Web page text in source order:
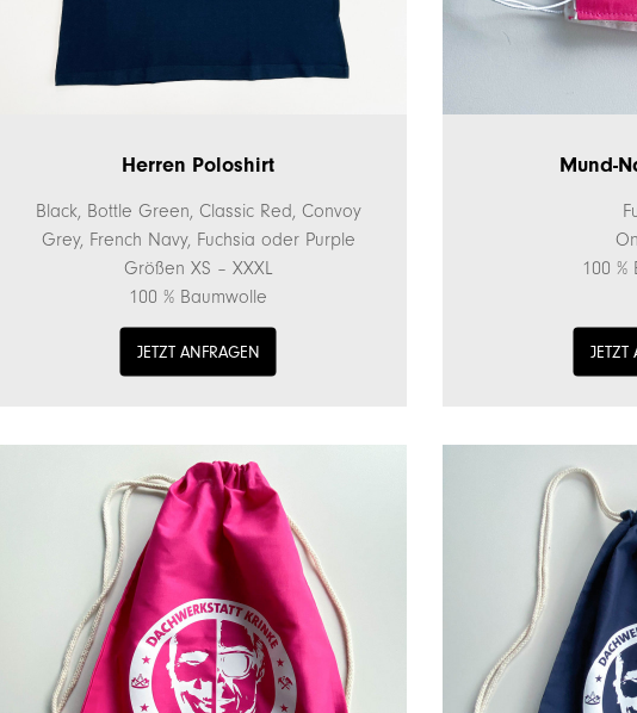
Herren Poloshirt
Black, Bottle Green, Classic Red, Convoy
Grey, French Navy, Fuchsia oder Purple
Größen XS – XXXL
100 % Baumwolle
JETZT ANFRAGEN
Mund-
100 %
JETZT